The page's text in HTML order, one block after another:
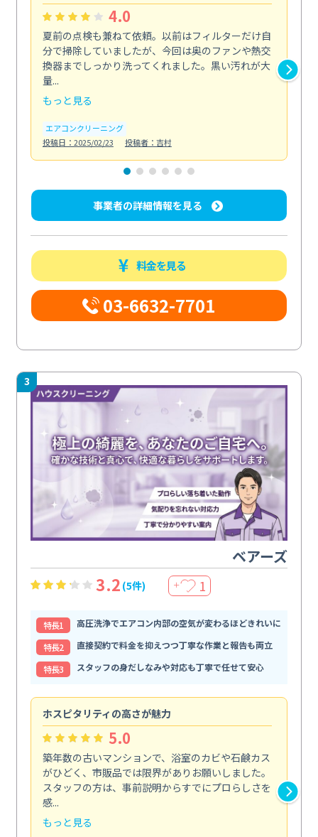
4.0
夏前の点検も兼ねて依頼。以前はフィルターだけ自
分で掃除していましたが、今回は奥のファンや熱交
換器までしっかり洗ってくれました。黒い汚れが大
量...
もっと見る
エアコンクリーニング
投稿日：2025/02/23
投稿者：吉村
事業者の詳細情報を見る
料金を見る
03-6632-7701
3
ベアーズ
3.2 (5件) ＋ 1
特⻑1
高圧洗浄でエアコン内部の空気が変わるほどきれいに
特⻑2
直接契約で料金を抑えつつ丁寧な作業と報告も両立
特⻑3
スタッフの身だしなみや対応も丁寧で任せて安心
ホスピタリティの高さが魅力
5.0
築年数の古いマンションで、浴室のカビや石鹸カス
がひどく、市販品では限界がありお願いしました。
スタッフの方は、事前説明からすでにプロらしさを
感...
もっと見る